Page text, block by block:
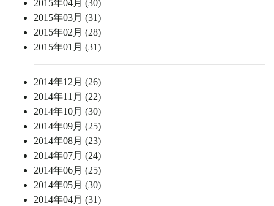
2015年04月 (30)
2015年03月 (31)
2015年02月 (28)
2015年01月 (31)
2014年12月 (26)
2014年11月 (22)
2014年10月 (30)
2014年09月 (25)
2014年08月 (23)
2014年07月 (24)
2014年06月 (25)
2014年05月 (30)
2014年04月 (31)